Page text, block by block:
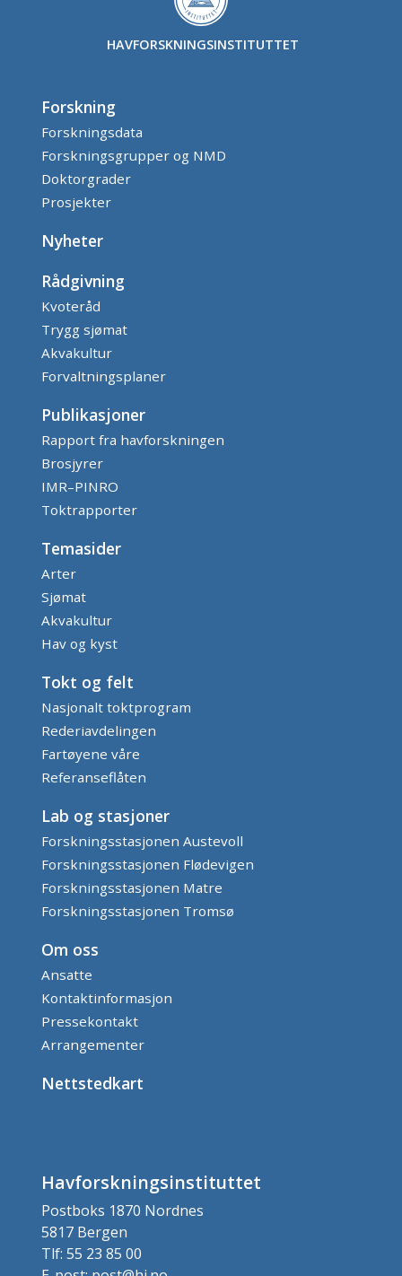
HAVFORSKNINGSINSTITUTTET
Forskning
Forskningsdata
Forskningsgrupper og NMD
Doktorgrader
Prosjekter
Nyheter
Rådgivning
Kvoteråd
Trygg sjømat
Akvakultur
Forvaltningsplaner
Publikasjoner
Rapport fra havforskningen
Brosjyrer
IMR–PINRO
Toktrapporter
Temasider
Arter
Sjømat
Akvakultur
Hav og kyst
Tokt og felt
Nasjonalt toktprogram
Rederiavdelingen
Fartøyene våre
Referanseflåten
Lab og stasjoner
Forskningsstasjonen Austevoll
Forskningsstasjonen Flødevigen
Forskningsstasjonen Matre
Forskningsstasjonen Tromsø
Om oss
Ansatte
Kontaktinformasjon
Pressekontakt
Arrangementer
Nettstedkart
Havforskningsinstituttet
Postboks 1870 Nordnes
5817 Bergen
Tlf: 55 23 85 00